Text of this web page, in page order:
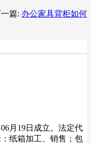
篇: 办公家具背柜如何
月19日成立。法定代
纸箱加工、销售；包